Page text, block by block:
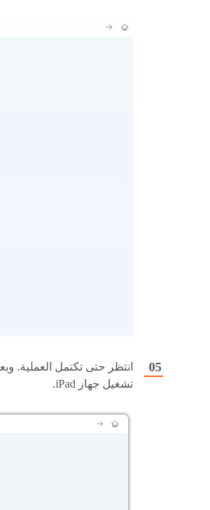
انتظر حتى تكتمل العملية.
تشغيل جهاز iPad.